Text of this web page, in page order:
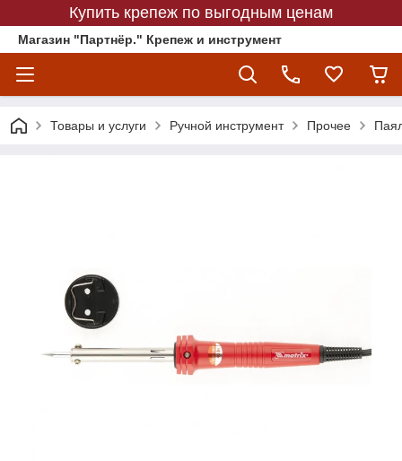
Купить крепеж по выгодным ценам
Магазин "Партнёр." Крепеж и инструмент
Товары и услуги Ручной инструмент Прочее